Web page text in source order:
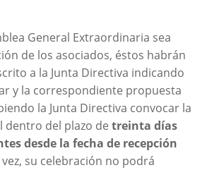
General Extraordinaria sea
de los asociados, éstos habrán
a la Junta Directiva indicando
y la correspondiente propuesta
la Junta Directiva convocar la
dentro del plazo de treinta días
desde la fecha de recepción
vez, su celebración no podrá